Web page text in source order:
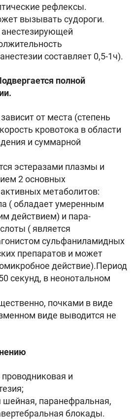
рефлексы.
вызывать судороги.
составляет 0,5-1ч).
полной
от места (степень
кровотока в области
и суммарной
эстеразами плазмы и
2 основных
метаболитов:
( обладает умеренным
действием) и пара-
( является
сульфаниламидных
препаратов и может
действие).Период
секунд, в неонотальном
почками в виде
виде выводится не
и
шейная, паранефральная,
блокады.